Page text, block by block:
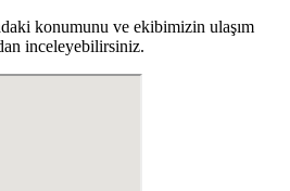
konumunu ve ekibimizin ulaşım
inceleyebilirsiniz.